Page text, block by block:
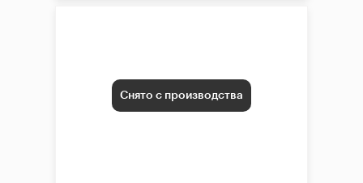
Снято с производства